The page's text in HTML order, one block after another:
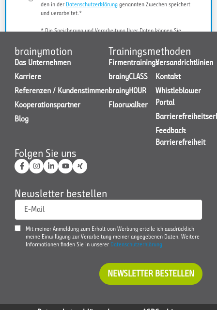
den in der Datenschutzerklärung genannten Zwecken speichert
und verarbeitet.*
* Die Speicherung und Verarbeitung Ihrer Daten können Sie
JETZT KONTAKT AUFNEHMEN
brainymotion
Das Unternehmen
Karriere
Referenzen / Kundenstimmen
Kooperationspartner
Blog
Trainingsmethoden
Firmentrainings
brainyCLASS
brainyHOUR
Floorwalker
Versandrichtlinien
Kontakt
Whistleblower
Portal
Feedback
Barrierefreiheit
Folgen Sie uns
Newsletter bestellen
E-Mail
Mit meiner Anmeldung zum Erhalt von Werbung erteile ich ausdrücklich
meine Einwilligung zur Verarbeitung meiner angegebenen Daten. Weitere
Informationen finden Sie in unserer Datenschutzerklärung
NEWSLETTER BESTELLEN